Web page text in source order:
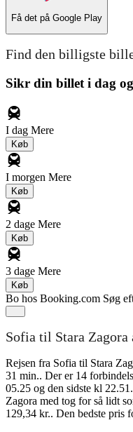
Få det på Google Play
Find den billigste
Sikr din billet i dag
I dag Mere
Køb
I morgen Mere
Køb
2 dage Mere
Køb
3 dage Mere
Køb
Bo hos Booking.com Søg
Sofia til Stara Zagora
Rejsen fra Sofia til Stara
31 min.. Der er 14
05.25 og den sidste kl
Zagora med tog for så lidt
129,34 kr.. Den bedste pris